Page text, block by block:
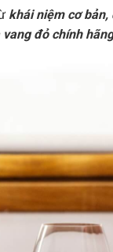
khái niệm cơ
đỏ chính